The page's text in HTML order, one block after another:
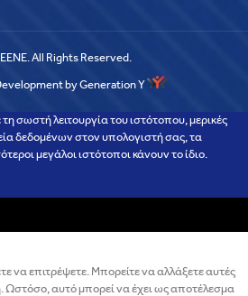
All Rights Reserved.
by Generation Y
σωστή λειτουργία του ιστότοπου, μερικές
δεδομένων στον υπολογιστή σας, τα
μεγάλοι ιστότοποι κάνουν το ίδιο.
να επιτρέψετε. Μπορείτε να αλλάξετε αυτές
Ωστόσο, αυτό μπορεί να έχει ως αποτέλεσμα